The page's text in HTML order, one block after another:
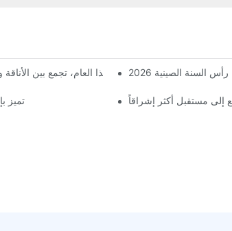
السنة الصينية 2026
تميز إلى مستقبل أكثر إشراقاً